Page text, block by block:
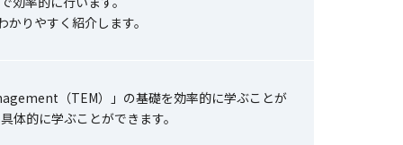
りやすく紹介します。
（TEM）」の基礎を効率的に学ぶことが
体的に学ぶことができます。